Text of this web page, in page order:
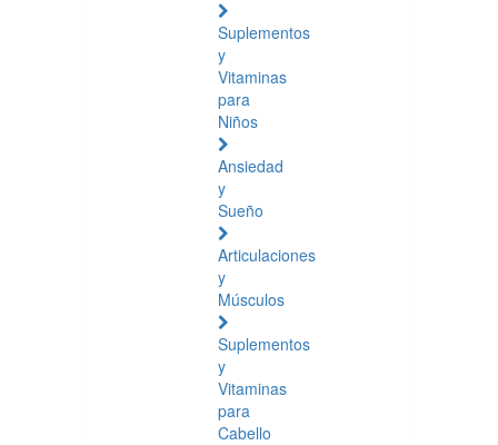
Suplementos
y
Vitaminas
para
Niños
Ansiedad
y
Sueño
Articulaciones
y
Músculos
Suplementos
y
Vitaminas
para
Cabello